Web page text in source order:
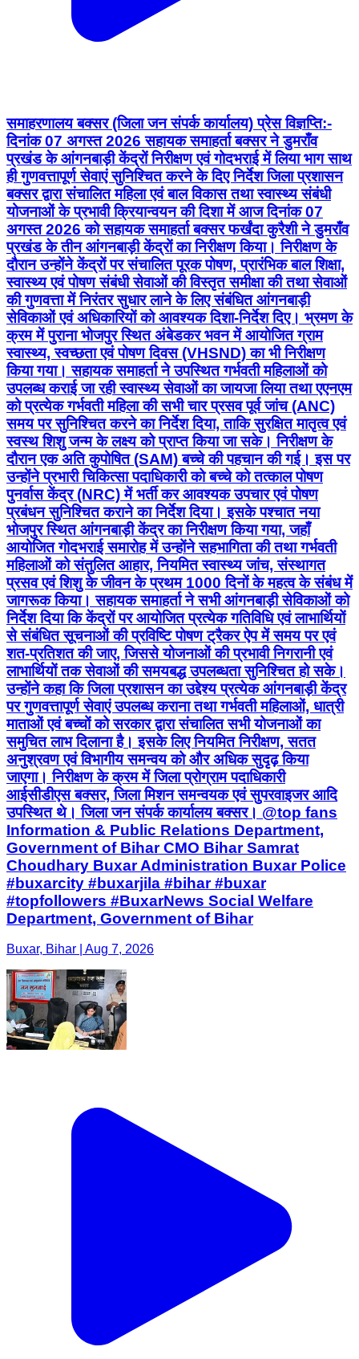
समाहरणालय बक्सर (जिला जन संपर्क कार्यालय) प्रेस विज्ञप्ति:-
दिनांक 07 अगस्त 2026 सहायक समाहर्ता बक्सर ने डुमराँव
प्रखंड के आंगनबाड़ी केंद्रों निरीक्षण एवं गोदभराई में लिया भाग साथ
ही गुणवत्तापूर्ण सेवाएं सुनिश्चित करने के दिए निर्देश जिला प्रशासन
बक्सर द्वारा संचालित महिला एवं बाल विकास तथा स्वास्थ्य संबंधी
योजनाओं के प्रभावी क्रियान्वयन की दिशा में आज दिनांक 07
अगस्त 2026 को सहायक समाहर्ता बक्सर फर्खंदा कुरैशी ने डुमराँव
प्रखंड के तीन आंगनबाड़ी केंद्रों का निरीक्षण किया। निरीक्षण के
दौरान उन्होंने केंद्रों पर संचालित पूरक पोषण, प्रारंभिक बाल शिक्षा,
स्वास्थ्य एवं पोषण संबंधी सेवाओं की विस्तृत समीक्षा की तथा सेवाओं
की गुणवत्ता में निरंतर सुधार लाने के लिए संबंधित आंगनबाड़ी
सेविकाओं एवं अधिकारियों को आवश्यक दिशा-निर्देश दिए। भ्रमण के
क्रम में पुराना भोजपुर स्थित अंबेडकर भवन में आयोजित ग्राम
स्वास्थ्य, स्वच्छता एवं पोषण दिवस (VHSND) का भी निरीक्षण
किया गया। सहायक समाहर्ता ने उपस्थित गर्भवती महिलाओं को
उपलब्ध कराई जा रही स्वास्थ्य सेवाओं का जायजा लिया तथा एएनएम
को प्रत्येक गर्भवती महिला की सभी चार प्रसव पूर्व जांच (ANC)
समय पर सुनिश्चित करने का निर्देश दिया, ताकि सुरक्षित मातृत्व एवं
स्वस्थ शिशु जन्म के लक्ष्य को प्राप्त किया जा सके। निरीक्षण के
दौरान एक अति कुपोषित (SAM) बच्चे की पहचान की गई। इस पर
उन्होंने प्रभारी चिकित्सा पदाधिकारी को बच्चे को तत्काल पोषण
पुनर्वास केंद्र (NRC) में भर्ती कर आवश्यक उपचार एवं पोषण
प्रबंधन सुनिश्चित कराने का निर्देश दिया। इसके पश्चात नया
भोजपुर स्थित आंगनबाड़ी केंद्र का निरीक्षण किया गया, जहाँ
आयोजित गोदभराई समारोह में उन्होंने सहभागिता की तथा गर्भवती
महिलाओं को संतुलित आहार, नियमित स्वास्थ्य जांच, संस्थागत
प्रसव एवं शिशु के जीवन के प्रथम 1000 दिनों के महत्व के संबंध में
जागरूक किया। सहायक समाहर्ता ने सभी आंगनबाड़ी सेविकाओं को
निर्देश दिया कि केंद्रों पर आयोजित प्रत्येक गतिविधि एवं लाभार्थियों
से संबंधित सूचनाओं की प्रविष्टि पोषण ट्रैकर ऐप में समय पर एवं
शत-प्रतिशत की जाए, जिससे योजनाओं की प्रभावी निगरानी एवं
लाभार्थियों तक सेवाओं की समयबद्ध उपलब्धता सुनिश्चित हो सके।
उन्होंने कहा कि जिला प्रशासन का उद्देश्य प्रत्येक आंगनबाड़ी केंद्र
पर गुणवत्तापूर्ण सेवाएं उपलब्ध कराना तथा गर्भवती महिलाओं, धात्री
माताओं एवं बच्चों को सरकार द्वारा संचालित सभी योजनाओं का
समुचित लाभ दिलाना है। इसके लिए नियमित निरीक्षण, सतत
अनुश्रवण एवं विभागीय समन्वय को और अधिक सुदृढ़ किया
जाएगा। निरीक्षण के क्रम में जिला प्रोग्राम पदाधिकारी
आईसीडीएस बक्सर, जिला मिशन समन्वयक एवं सुपरवाइजर आदि
उपस्थित थे। जिला जन संपर्क कार्यालय बक्सर। @top fans
Information & Public Relations Department,
Government of Bihar CMO Bihar Samrat
Choudhary Buxar Administration Buxar Police
#buxarcity #buxarjila #bihar #buxar
#topfollowers #BuxarNews Social Welfare
Department, Government of Bihar
Buxar, Bihar | Aug 7, 2026